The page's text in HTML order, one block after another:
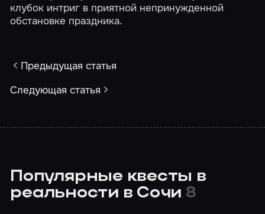
клубок интриг в приятной непринужденной
обстановке праздника.
Предыдущая статья
Следующая статья
Популярные квесты в
реальности в Сочи 8